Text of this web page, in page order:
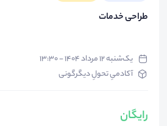
طراحی خدمات
یک‌شنبه ۱۲ مرداد ۱۴۰۴ - ۱۳:۳۰
آکادمیِ تحولِ دیگرگونی
رایگان